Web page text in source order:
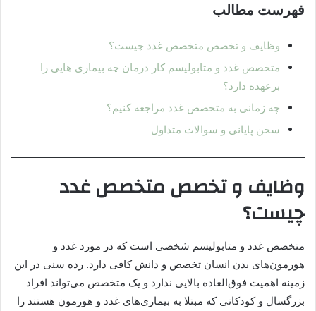
فهرست مطالب
وظایف و تخصص متخصص غدد چیست؟
متخصص غدد و متابولیسم کار درمان چه بیماری هایی را
برعهده دارد؟
چه زمانی به متخصص غدد مراجعه کنیم؟
سخن پایانی و سوالات متداول
وظایف و تخصص متخصص غدد
چیست؟
متخصص غدد و متابولیسم شخصی است که در مورد غدد و
هورمون‌های بدن انسان تخصص و دانش کافی دارد. رده سنی در این
زمینه اهمیت فوق‌العاده بالایی ندارد و یک متخصص می‌تواند افراد
بزرگسال و کودکانی که مبتلا به بیماری‌های غدد و هورمون هستند را